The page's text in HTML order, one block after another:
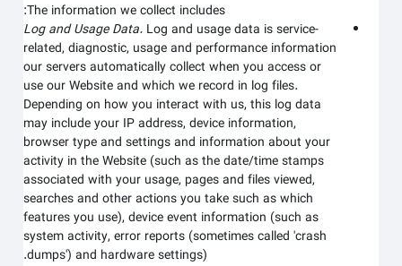
The information we collect includes:
Log and Usage Data.Log and usage data is service-
related, diagnostic, usage and performance information
our servers automatically collect when you access or
use ourWebsiteand which we record in log files.
Depending on how you interact with us, this log data
may include your IP address, device information,
browser type and settings and information about your
activity in theWebsite(such as the date/time stamps
associated with your usage, pages and files viewed,
searches and other actions you take such as which
features you use), device event information (such as
system activity, error reports (sometimes called 'crash
dumps') and hardware settings).